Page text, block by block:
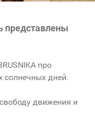
представлены
про
дней.
движения и